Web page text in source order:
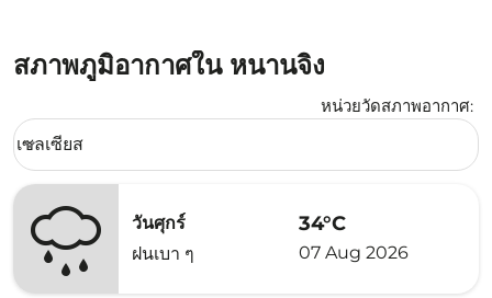
สภาพภูมิอากาศใน หนานจิง
หน่วยวัดสภาพอากาศ:
Weather unit option เซลเซียส Selected
เซลเซียส
keyboard_arrow_down
วันศุกร์
ฝนเบา ๆ
34°C
07 Aug 2026